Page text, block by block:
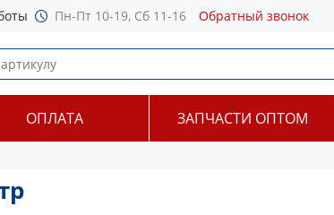
Пн-Пт 10-19, Сб 11-16 Обратный звонок
ОПЛАТА ЗАПЧАСТИ ОПТОМ